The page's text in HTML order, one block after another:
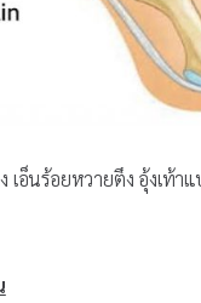
เอ็นร้อยหวายตึง อุ้งเท้า